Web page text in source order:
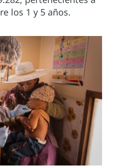
los 1 y 5 años.